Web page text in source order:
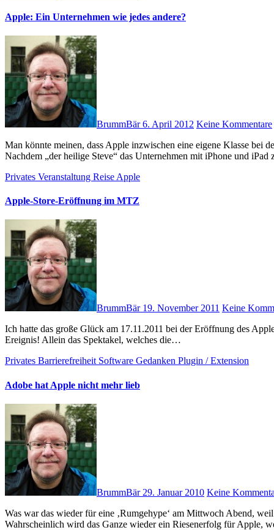
Apple: Ein Unternehmen wie jedes andere?
BrummBär6. April 2012 Keine Kommentare
Man könnte meinen, dass Apple inzwischen eine eigene Klasse bei den Premiumherstellern für Smartphones und Tablets einnimmt.
Nachdem „der heilige Steve“ das Unternehmen mit iPhone und
Privates Veranstaltung Reise Apple
Apple-Store-Eröffnung im MTZ
BrummBär 19. November 2011 Keine
Ich hatte das große Glück am 17.11.2011 bei der Eröffnung des Apple Stores im MTZ in Sulzbach dabei sein zu dürfen. Was für ein
Ereignis! Allein das Spektakel, welches die…
Privates Barrierefreiheit Software Gedanken Plugin / Extension
Adobe hat Apple nicht mehr lieb
BrummBär 29. Januar 2010 Keine
Was war das wieder für eine ‚Rumgehype‘ am Mittwoch Abend, weil Apple das bereits seit langem spekulierte iPad vorgestellt hat.
Wahrscheinlich wird das Ganze wieder ein Riesenerfolg für Apple,